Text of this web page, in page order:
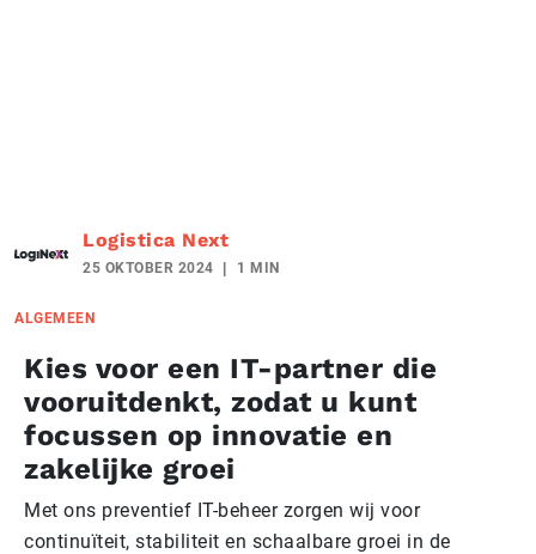
Logistica Next
25 OKTOBER 2024 1 MIN
ALGEMEEN
Kies voor een IT-partner die
vooruitdenkt, zodat u kunt
focussen op innovatie en
zakelijke groei
Met ons preventief IT-beheer zorgen wij voor
continuïteit, stabiliteit en schaalbare groei in de